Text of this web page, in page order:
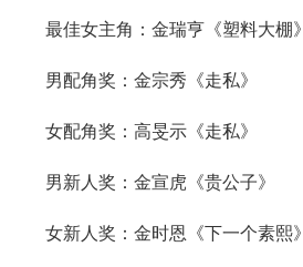
最佳女主角：金瑞亨《塑料大棚》
男配角奖：金宗秀《走私》
女配角奖：高旻示《走私》
男新人奖：金宣虎《贵公子》
女新人奖：金时恩《下一个素熙》